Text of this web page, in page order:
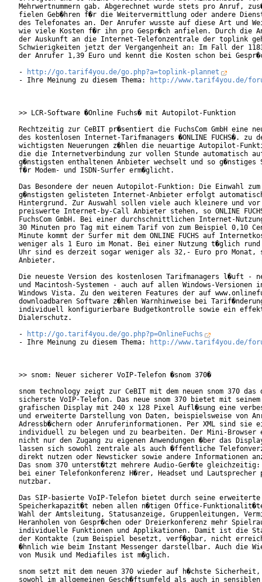
Mehrwertnummern gab. Abgerechnet wurde stets pro Anruf,
fielen Geb�hren f�r die Weitervermittlung oder andere
des Telefonates an. Der Anrufer wusste auf diese Art und
wie viele Kosten f�r ihn pro Gespr�ch anfielen. Durch die
der Auskunft an die Internet-Telefonzentrale der toplink
Schwierigkeiten jetzt der Vergangenheit an: Im Fall der
der Anrufer 1,39 Euro und kennt die Kosten schon bei
-
http://go.tarif4you.de/go.php?a=toplink-plannet
- Ihre Meinung zu diesem Thema:
http://www.tarif4you.de/
>> LCR-Software �Online Fuchs� mit Autopilot-Funktion
Rechtzeitig zur CeBIT pr�sentiert die FuchsCom GmbH eine
des kostenlosen Internet-Tarifmanagers �ONLINE FUCHS�. zu
wichtigsten Neuerungen z�hlen die neuartige Autopilot-
die die Internetverbindung zur vollen Stunde automatisch
g�nstigsten enthaltenen Anbieter wechselt und so g�nstiges
f�r Modem- und ISDN-Surfer erm�glicht.
Das Besondere der neuen Autopilot-Funktion: Die Einwahl
g�nstigsten gelisteten Internet-Anbieter erfolgt
Hintergrund. Zur Auswahl sollen viele auch kleinere und
preiswerte Internet-by-Call Anbieter stehen, so ONLINE
FuchsCom GmbH. Bei einer durchschnittlichen Internet-
30 Minuten pro Tag mit einem Tarif von zum Beispiel 0,10
Minute kommt der Surfer mit dem ONLINE FUCHS auf
weniger als 1 Euro im Monat. Bei einer Nutzung t�glich rund
Uhr sind es derzeit sogar weniger als 32,- Euro pro Monat,
Anbieter.
Die neueste Version des kostenlosen Tarifmanagers l�uft -
und Macintosh-Systemen - auch auf allen Windows-Versionen
Windows Vista. Zu den weiteren Features der auf
downloadbaren Software z�hlen Warnhinweise bei
individuell konfigurierbare Budgetkontrolle sowie ein
Dialerschutz.
-
http://go.tarif4you.de/go.php?p=OnlineFuchs
- Ihre Meinung zu diesem Thema:
http://www.tarif4you.de/
>> snom: Neuer sicherer VoIP-Telefon �snom 370�
snom technology zeigt zur CeBIT mit dem neuen snom 370
sicherste VoIP-Telefon. Das neue snom 370 bietet mit seinem
grafischen Display mit 240 x 128 Pixel Aufl�sung eine
und erweiterte Darstellung von Daten, beispielsweise von
Adressb�chern oder Anruferinformationen. Per XML sind sie
individuell zu belegen und zu bearbeiten. Der Mini-Browser
nicht nur den Zugang zu eigenen Anwendungen �ber das
lassen sich sowohl zentrale als auch �ffentliche
direkt nutzen oder Newsticker sowie andere Informationen
Das snom 370 unterst�tzt mehrere Audio-Ger�te
bei einer Telefonkonferenz H�rer, Headset und
nutzbar.
Das SIP-basierte VoIP-Telefon bietet durch seine erweiterte
Speicherkapazit�t neben allen n�tigen Office-
Wahl der Amtsleitung, Statusanzeige, Gruppenleitungen,
Heranholen von Gespr�chen oder Dreierkonferenz mehr
individuelle Funktionen und Applikationen. Damit ist die
der Kontakte (zum Beispiel besetzt, verf�gbar, nicht
�hnlich wie beim Instant Messenger darstellbar. Auch die
von Musik und Mediafiles ist m�glich.
snom setzt mit dem neuen 370 wieder auf h�chste
sowohl im allgemeinen Gesch�ftsumfeld als auch in sensiblen